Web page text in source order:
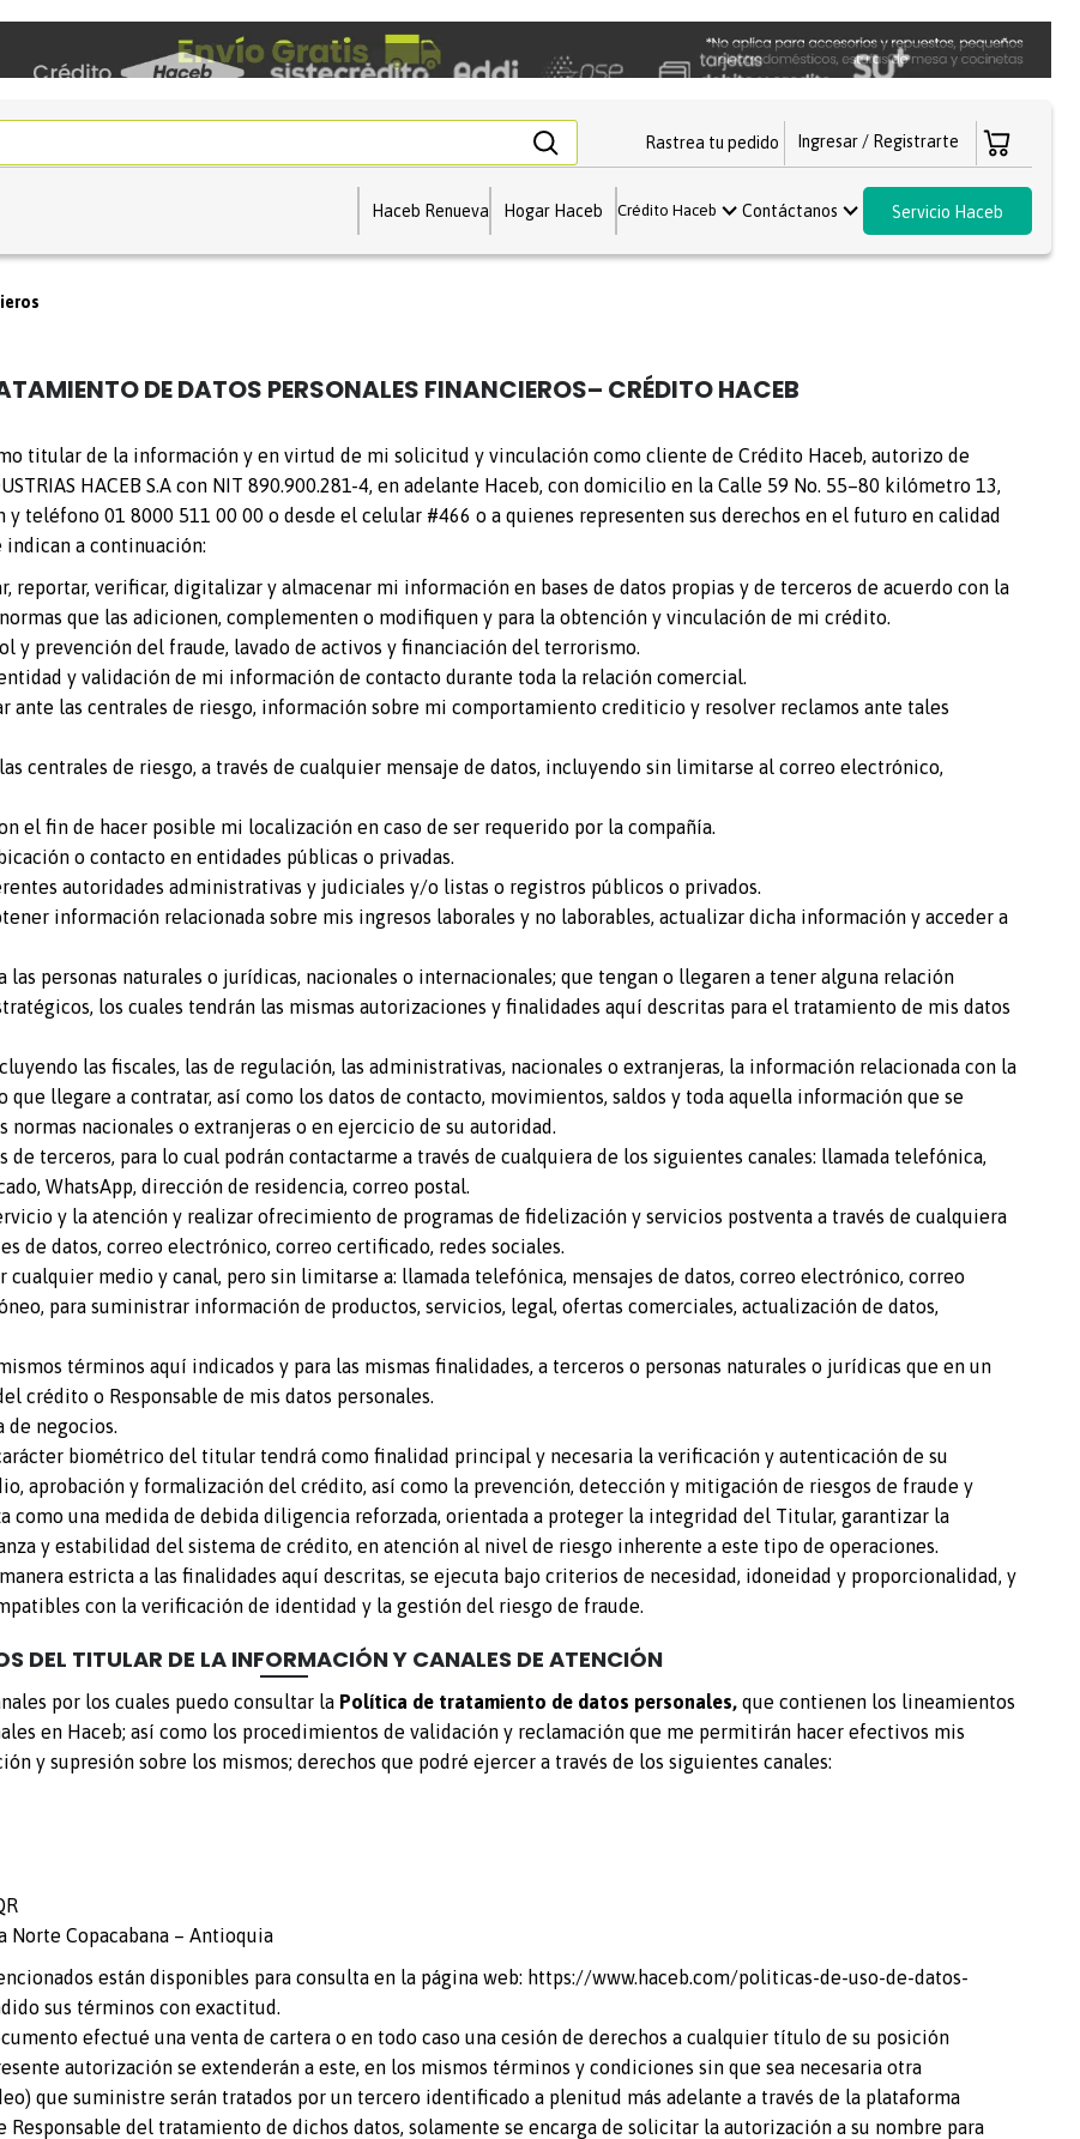
Rastrea tu pedido
Haceb Renueva Hogar Haceb Crédito Haceb Contáctanos Servicio Haceb
DE DATOS PERSONALES FINANCIEROS– CRÉDITO HACEB
titular de la información y en virtud de mi solicitud y vinculación como cliente de Crédito Haceb, autorizo de
HACEB S.A con NIT 890.900.281-4, en adelante Haceb, con domicilio en la Calle 59 No. 55–80 kilómetro 13,
y teléfono 01 8000 511 00 00 o desde el celular #466 o a quienes representen sus derechos en el futuro en calidad
indican a continuación:
reportar, verificar, digitalizar y almacenar mi información en bases de datos propias y de terceros de acuerdo con la
que las adicionen, complementen o modifiquen y para la obtención y vinculación de mi crédito.
prevención del fraude, lavado de activos y financiación del terrorismo.
y validación de mi información de contacto durante toda la relación comercial.
ante las centrales de riesgo, información sobre mi comportamiento crediticio y resolver reclamos ante tales
centrales de riesgo, a través de cualquier mensaje de datos, incluyendo sin limitarse al correo electrónico,
el fin de hacer posible mi localización en caso de ser requerido por la compañía.
o contacto en entidades públicas o privadas.
autoridades administrativas y judiciales y/o listas o registros públicos o privados.
información relacionada sobre mis ingresos laborales y no laborables, actualizar dicha información y acceder a
las personas naturales o jurídicas, nacionales o internacionales; que tengan o llegaren a tener alguna relación
los cuales tendrán las mismas autorizaciones y finalidades aquí descritas para el tratamiento de mis datos
las fiscales, las de regulación, las administrativas, nacionales o extranjeras, la información relacionada con la
llegare a contratar, así como los datos de contacto, movimientos, saldos y toda aquella información que se
nacionales o extranjeras o en ejercicio de su autoridad.
de terceros, para lo cual podrán contactarme a través de cualquiera de los siguientes canales: llamada telefónica,
WhatsApp, dirección de residencia, correo postal.
y la atención y realizar ofrecimiento de programas de fidelización y servicios postventa a través de cualquiera
de datos, correo electrónico, correo certificado, redes sociales.
medio y canal, pero sin limitarse a: llamada telefónica, mensajes de datos, correo electrónico, correo
para suministrar información de productos, servicios, legal, ofertas comerciales, actualización de datos,
términos aquí indicados y para las mismas finalidades, a terceros o personas naturales o jurídicas que en un
crédito o Responsable de mis datos personales.
de negocios.
biométrico del titular tendrá como finalidad principal y necesaria la verificación y autenticación de su
aprobación y formalización del crédito, así como la prevención, detección y mitigación de riesgos de fraude y
como una medida de debida diligencia reforzada, orientada a proteger la integridad del Titular, garantizar la
y estabilidad del sistema de crédito, en atención al nivel de riesgo inherente a este tipo de operaciones.
estricta a las finalidades aquí descritas, se ejecuta bajo criterios de necesidad, idoneidad y proporcionalidad, y
con la verificación de identidad y la gestión del riesgo de fraude.
DEL TITULAR DE LA INFORMACIÓN Y CANALES DE ATENCIÓN
por los cuales puedo consultar la Política de tratamiento de datos personales, que contienen los lineamientos
en Haceb; así como los procedimientos de validación y reclamación que me permitirán hacer efectivos mis
y supresión sobre los mismos; derechos que podré ejercer a través de los siguientes canales:
Norte Copacabana – Antioquia
están disponibles para consulta en la página web: https://www.haceb.com/politicas-de-uso-de-datos-
sus términos con exactitud.
efectué una venta de cartera o en todo caso una cesión de derechos a cualquier título de su posición
autorización se extenderán a este, en los mismos términos y condiciones sin que sea necesaria otra
que suministre serán tratados por un tercero identificado a plenitud más adelante a través de la plataforma
Responsable del tratamiento de dichos datos, solamente se encarga de solicitar la autorización a su nombre para